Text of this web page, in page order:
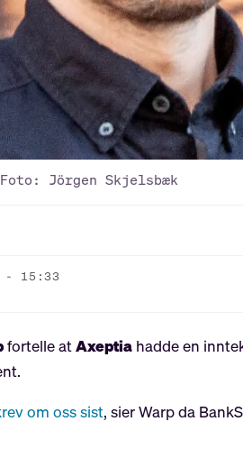
Foto: Jörgen Skjelsbæk
- 15:33
fortelle atAxeptia hadde en
om oss sist, sier Warp da